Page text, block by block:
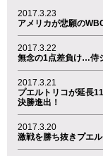
2017.3.23
アメリカが悲願の
2017.3.22
無念の1点差負け…侍
2017.3.21
プエルトリコが延長
決勝進出！
2017.3.20
激戦を勝ち抜きプエ